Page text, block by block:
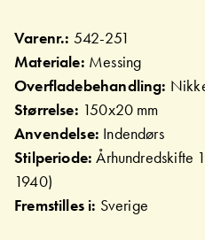
Varenr.: 542-251
Materiale: Messing
Overfladebehandling:
Størrelse: 150x20 mm
Anvendelse: Indendørs
Stilperiode:Århundredskifte
1940)
Fremstilles i: Sverige